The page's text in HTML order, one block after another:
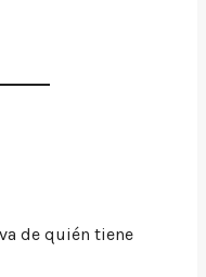
de quién tiene